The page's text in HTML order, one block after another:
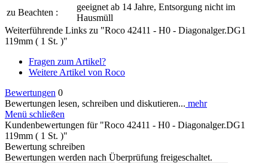
zu Beachten :
geeignet ab 14 Jahre, Entsorgung nicht im
Hausmüll
Weiterführende Links zu "Roco 42411 - H0 - Diagonalger.DG1
119mm ( 1 St. )"
Fragen zum Artikel?
Weitere Artikel von Roco
Bewertungen 0
Bewertungen lesen, schreiben und diskutieren... mehr
Menü schließen
Kundenbewertungen für "Roco 42411 - H0 - Diagonalger.DG1
119mm ( 1 St. )"
Bewertung schreiben
Bewertungen werden nach Überprüfung freigeschaltet.